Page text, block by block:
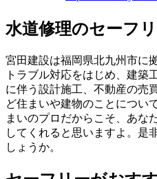
水道修理のセーフ
宮田建設は福岡県北九州市に
トラブル対応をはじめ、建築
に伴う設計施工、不動産の売
ど住まいや建物のことについ
まいのプロだからこそ、あな
してくれると思いますよ。是
しょうか。